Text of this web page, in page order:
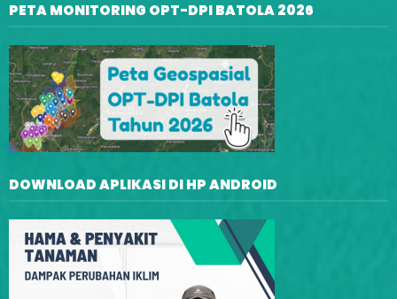
PETA MONITORING OPT-DPI BATOLA 2026
DOWNLOAD APLIKASI DI HP ANDROID